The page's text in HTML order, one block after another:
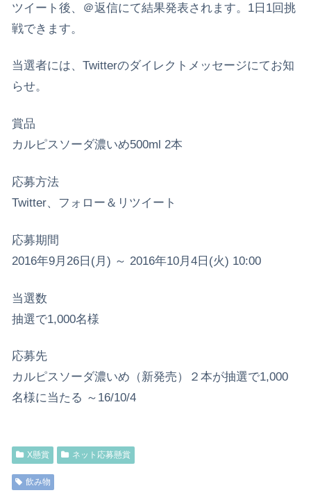
ツイート後、＠返信にて結果発表されます。1日1回挑
戦できます。
当選者には、Twitterのダイレクトメッセージにてお知
らせ。
賞品
カルピスソーダ濃いめ500ml 2本
応募方法
Twitter、フォロー＆リツイート
応募期間
2016年9月26日(月) ～ 2016年10月4日(火) 10:00
当選数
抽選で1,000名様
応募先
カルピスソーダ濃いめ（新発売）２本が抽選で1,000
名様に当たる ～16/10/4
X懸賞 ネット応募懸賞
飲み物